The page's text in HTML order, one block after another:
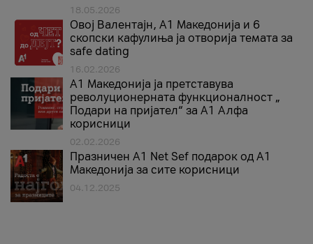
18.05.2026
Овој Валентајн, A1 Македонија и 6
скопски кафулиња ја отворија темата за
safe dating
16.02.2026
А1 Македонија ја претставува
револуционерната функционалност „
Подари на пријател“ за А1 Алфа
корисници
02.02.2026
Празничен A1 Net Sеf подарок од А1
Македонија за сите корисници
04.12.2025